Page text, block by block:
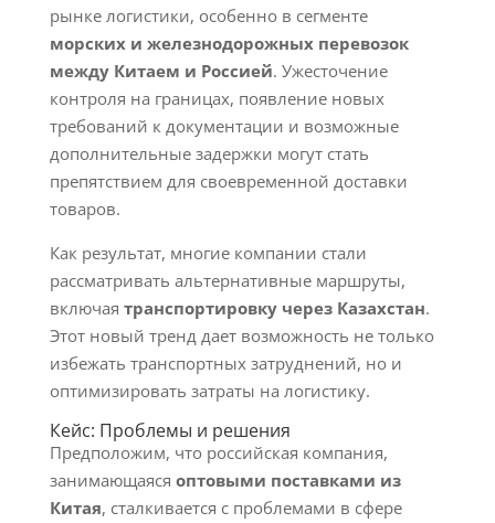
рынке логистики, особенно в сегменте
морских и железнодорожных перевозок
между Китаем и Россией. Ужесточение
контроля на границах, появление новых
требований к документации и возможные
дополнительные задержки могут стать
препятствием для своевременной доставки
товаров.
Как результат, многие компании стали
рассматривать альтернативные маршруты,
включая транспортировку через Казахстан.
Этот новый тренд дает возможность не только
избежать транспортных затруднений, но и
оптимизировать затраты на логистику.
Кейс: Проблемы и решения
Предположим, что российская компания,
занимающаяся оптовыми поставками из
Китая, сталкивается с проблемами в сфере